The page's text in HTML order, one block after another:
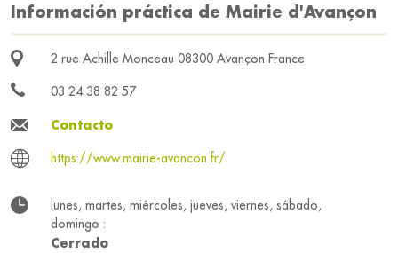
Información práctica de Mairie d'Avançon
2 rue Achille Monceau 08300 Avançon France
03 24 38 82 57
Contacto
https://www.mairie-avancon.fr/
lunes, martes, miércoles, jueves, viernes, sábado,
domingo :
Cerrado